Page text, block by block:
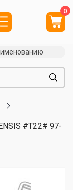
0
#T22# 97-